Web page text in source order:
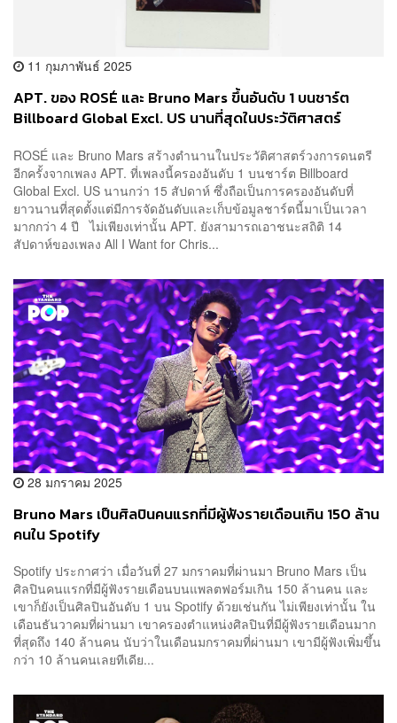
11 กุมภาพันธ์ 2025
APT. ของ ROSÉ และ Bruno Mars ขึ้นอันดับ 1 บนชาร์ต
Billboard Global Excl. US นานที่สุดในประวัติศาสตร์
ROSÉ และ Bruno Mars สร้างตำนานในประวัติศาสตร์วงการดนตรี
อีกครั้งจากเพลง APT. ที่เพลงนี้ครองอันดับ 1 บนชาร์ต Billboard
Global Excl. US นานกว่า 15 สัปดาห์ ซึ่งถือเป็นการครองอันดับที่
ยาวนานที่สุดตั้งแต่มีการจัดอันดับและเก็บข้อมูลชาร์ตนี้มาเป็นเวลา
มากกว่า 4 ปี ไม่เพียงเท่านั้น APT. ยังสามารถเอาชนะสถิติ 14
สัปดาห์ของเพลง All I Want for Chris...
28 มกราคม 2025
Bruno Mars เป็นศิลปินคนแรกที่มีผู้ฟังรายเดือนเกิน 150 ล้าน
คนใน Spotify
Spotify ประกาศว่า เมื่อวันที่ 27 มกราคมที่ผ่านมา Bruno Mars เป็น
ศิลปินคนแรกที่มีผู้ฟังรายเดือนบนแพลตฟอร์มเกิน 150 ล้านคน และ
เขาก็ยังเป็นศิลปินอันดับ 1 บน Spotify ด้วยเช่นกัน ไม่เพียงเท่านั้น ใน
เดือนธันวาคมที่ผ่านมา เขาครองตำแหน่งศิลปินที่มีผู้ฟังรายเดือนมาก
ที่สุดถึง 140 ล้านคน นับว่าในเดือนมกราคมที่ผ่านมา เขามีผู้ฟังเพิ่มขึ้น
กว่า 10 ล้านคนเลยทีเดีย...